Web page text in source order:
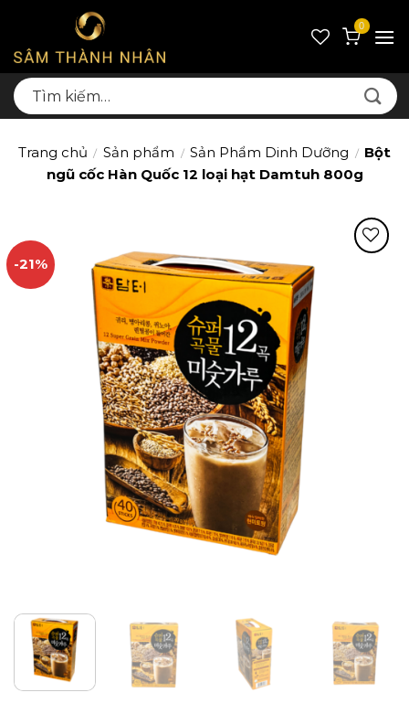
content
0
Tìm
kiếm:
Trang chủ / Sản phẩm / Sản Phẩm Dinh Dưỡng / Bột
ngũ cốc Hàn Quốc 12 loại hạt Damtuh 800g
-21%